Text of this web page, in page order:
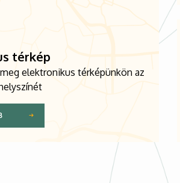
térkép
elektronikus térképünkön az